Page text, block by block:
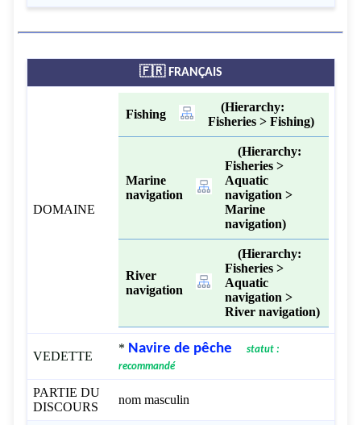
🇫🇷 FRANÇAIS
DOMAINE
Fishing
(Hierarchy:
Fisheries > Fishing)
Marine
navigation
(Hierarchy:
Fisheries >
Aquatic
navigation >
Marine
navigation)
River
navigation
(Hierarchy:
Fisheries >
Aquatic
navigation >
River navigation)
VEDETTE
* Navire de pêche
statut :
recommandé
PARTIE DU
DISCOURS
nom masculin